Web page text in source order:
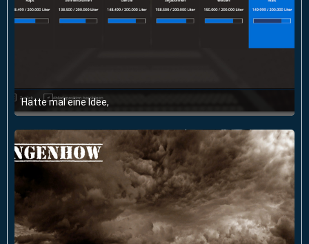
Hatte mal eine Idee,
6. Juni 2020 um 20:27